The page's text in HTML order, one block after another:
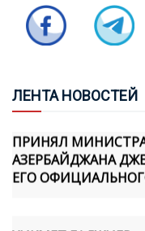
ЛЕНТА НОВОСТЕЙ
БАЙРАМОВ И
МЕЖДУ
ПРЕЗИДЕНТ
АЗЕРБАЙДЖАНА
ЕГО